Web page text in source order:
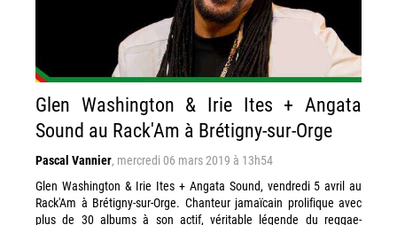
Glen Washington & Irie Ites + Angata
Sound au Rack'Am à Brétigny-sur-Orge
Pascal Vannier, mercredi 06 mars 2019 à 13h54
Glen Washington & Irie Ites + Angata Sound, vendredi 5 avril au
Rack'Am à Brétigny-sur-Orge. Chanteur jamaïcain prolifique avec
plus de 30 albums à son actif, véritable légende du reggae-